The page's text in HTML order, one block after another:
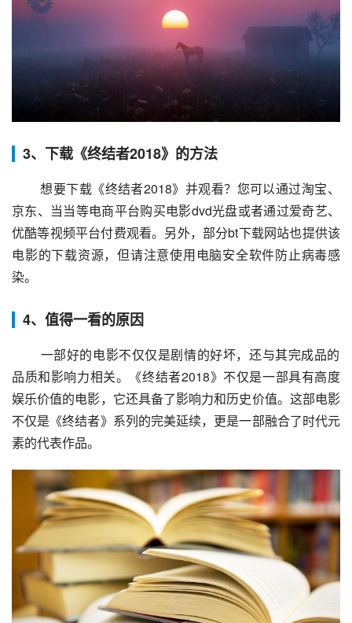
3、下载《终结者2018》的方法
想要下载《终结者2018》并观看？您可以通过淘宝、
京东、当当等电商平台购买电影dvd光盘或者通过爱奇艺、
优酷等视频平台付费观看。另外，部分bt下载网站也提供该
电影的下载资源，但请注意使用电脑安全软件防止病毒感
染。
4、值得一看的原因
品质和影响力相关。《终结者2018》不仅是一部具有高度
娱乐价值的电影，它还具备了影响力和历史价值。这部电影
不仅是《终结者》系列的完美延续，更是一部融合了时代元
素的代表作品。